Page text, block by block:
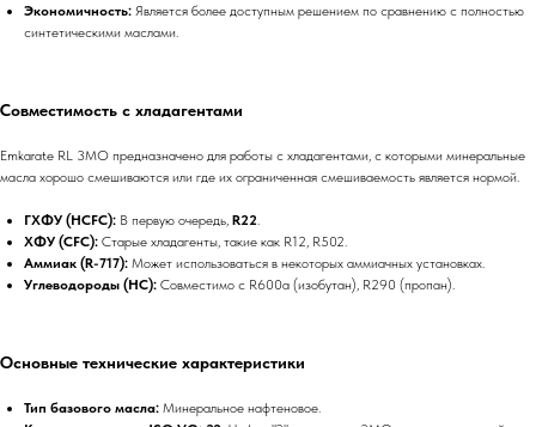
Экономичность: Является более доступным решением по сравнению с полностью
синтетическими маслами.
Совместимость с хладагентами
Emkarate RL 3MO предназначено для работы с хладагентами, с которыми минеральные
масла хорошо смешиваются или где их ограниченная смешиваемость является нормой.
ГХФУ (HCFC): В первую очередь, R22.
ХФУ (CFC): Старые хладагенты, такие как R12, R502.
Аммиак (R-717): Может использоваться в некоторых аммиачных установках.
Углеводороды (HC): Совместимо с R600a (изобутан), R290 (пропан).
Основные технические характеристики
Тип базового масла: Минеральное нафтеновое.